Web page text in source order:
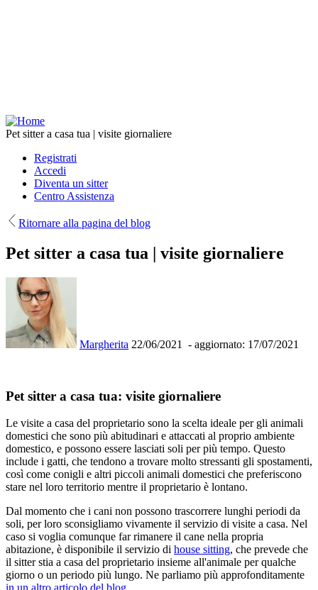
Pet sitter a casa tua | visite giornaliere
Registrati
Accedi
Diventa un sitter
Centro Assistenza
Ritornare alla pagina del blog
Pet sitter a casa tua | visite giornaliere
Margherita 22/06/2021 - aggiornato: 17/07/2021
Pet sitter a casa tua: visite giornaliere
Le visite a casa del proprietario sono la scelta ideale per gli animali
domestici che sono più abitudinari e attaccati al proprio ambiente
domestico, e possono essere lasciati soli per più tempo. Questo
include i gatti, che tendono a trovare molto stressanti gli spostamenti,
così come conigli e altri piccoli animali domestici che preferiscono
stare nel loro territorio mentre il proprietario è lontano.
Dal momento che i cani non possono trascorrere lunghi periodi da
soli, per loro sconsigliamo vivamente il servizio di visite a casa. Nel
caso si voglia comunque far rimanere il cane nella propria
abitazione, è disponibile il servizio di house sitting, che prevede che
il sitter stia a casa del proprietario insieme all'animale per qualche
giorno o un periodo più lungo. Ne parliamo più approfonditamente